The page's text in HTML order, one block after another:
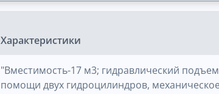
Характеристики
"Вместимость-17 м3; гидравлический
помощи двух гидроцилиндров,